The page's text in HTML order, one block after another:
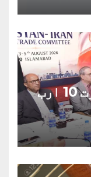
پاک ایران دوطرفہ تجارت 10 ارب